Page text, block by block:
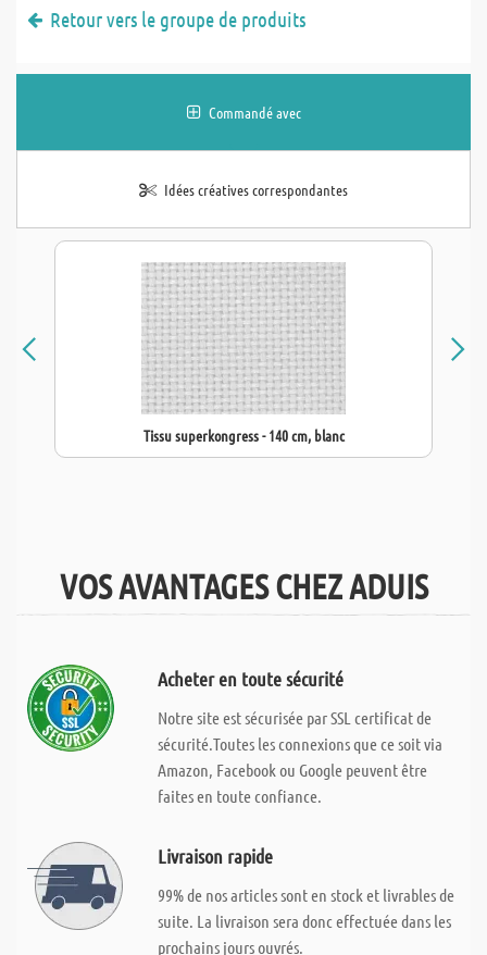
Retour vers le groupe de produits
Commandé avec
Idées créatives correspondantes
Tissu superkongress - 140 cm, blanc
VOS AVANTAGES CHEZ ADUIS
Acheter en toute sécurité
Notre site est sécurisée par SSL certificat de
sécurité.Toutes les connexions que ce soit via
Amazon, Facebook ou Google peuvent être
faites en toute confiance.
Livraison rapide
99% de nos articles sont en stock et livrables de
suite. La livraison sera donc effectuée dans les
prochains jours ouvrés.